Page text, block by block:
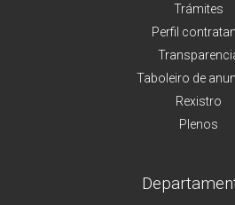
Trámites
Perfil
Taboleiro de
Rexistro
Plenos